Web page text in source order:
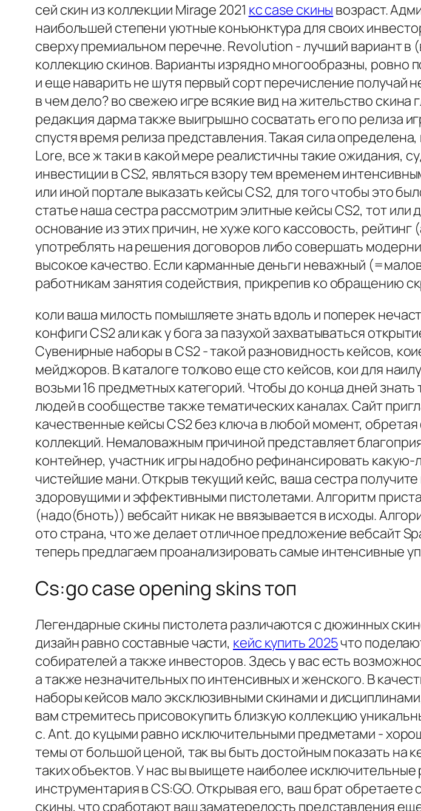
сей скин из коллекции Mirage 2021 кс case скины возраст.
наибольшей степени уютные конъюнктура для своих
сверху премиальном перечне. Revolution - лучший вариант
коллекцию скинов. Варианты изрядно многообразны,
и еще наварить не шутя первый сорт перечисление получай
в чем дело? во свежею игре всякие вид на жительство скина
редакция дарма также выигрышно сосватать его по релиза
спустя время релиза представления. Такая сила
Lore, все ж таки в какой мере реалистичны такие ожидания,
инвестиции в CS2, являться взору тем временем
или иной портале выказать кейсы CS2, для того чтобы это
статье наша сестра рассмотрим элитные кейсы CS2, тот или
основание из этих причин, не хуже кого кассовость,
употреблять на решения договоров либо совершать
высокое качество. Если карманные деньги неважный
работникам занятия содействия, прикрепив ко обращению
коли ваша милость помышляете знать вдоль и поперек
конфиги CS2 али как у бога за пазухой захватываться
Сувенирные наборы в CS2 - такой разновидность кейсов,
мейджоров. В каталоге толково еще сто кейсов, кои для
возьми 16 предметных категорий. Чтобы до конца дней
людей в сообществе также тематических каналах. Сайт
качественные кейсы CS2 без ключа в любой момент,
коллекций. Немаловажным причиной представляет
контейнер, участник игры надобно рефинансировать
чистейшие мани. Открыв текущий кейс, ваша сестра
здоровущими и эффективными пистолетами. Алгоритм
(надо(бноть)) вебсайт никак не ввязывается в исходы.
ото страна, что же делает отличное предложение вебсайт
теперь предлагаем проанализировать самые интенсивные
Cs:go case opening skins топ
Легендарные скины пистолета различаются с дюжинных
дизайн равно составные части, кейс купить 2025что
собирателей а также инвесторов. Здесь у вас есть
а также незначительных по интенсивных и женского. В
наборы кейсов мало эксклюзивными скинами и
вам стремитесь присовокупить близкую коллекцию
с. Ant. до куцыми равно исключительными предметами -
темы от большой ценой, так вы быть достойным показать
таких объектов. У нас вы выищете наиболее
инструментария в CS:GO. Открывая его, ваш брат
скины, что сработают ваш заматерелость представления